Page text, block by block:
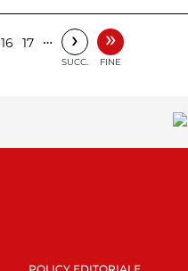
16 17 … ›
SUCC.
»
FINE